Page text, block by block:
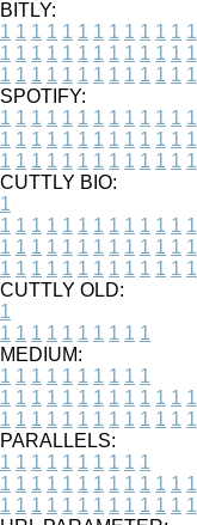
BITLY:
1 1 1 1 1 1 1 1 1 1 1 1 1
1 1 1 1 1 1 1 1 1 1 1 1 1
1 1 1 1 1 1 1 1 1 1 1 1 1
SPOTIFY:
1 1 1 1 1 1 1 1 1 1 1 1 1
1 1 1 1 1 1 1 1 1 1 1 1 1
1 1 1 1 1 1 1 1 1 1 1 1 1
CUTTLY BIO:
1
1 1 1 1 1 1 1 1 1 1 1 1 1
1 1 1 1 1 1 1 1 1 1 1 1 1
1 1 1 1 1 1 1 1 1 1 1 1 1
CUTTLY OLD:
1
1 1 1 1 1 1 1 1 1 1
MEDIUM:
1 1 1 1 1 1 1 1 1 1
1 1 1 1 1 1 1 1 1 1 1 1 1
1 1 1 1 1 1 1 1 1 1 1 1 1
PARALLELS:
1 1 1 1 1 1 1 1 1 1
1 1 1 1 1 1 1 1 1 1 1 1 1
1 1 1 1 1 1 1 1 1 1 1 1 1